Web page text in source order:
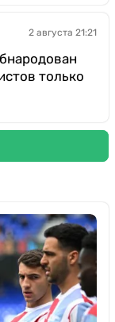
2 августа 21:21
только